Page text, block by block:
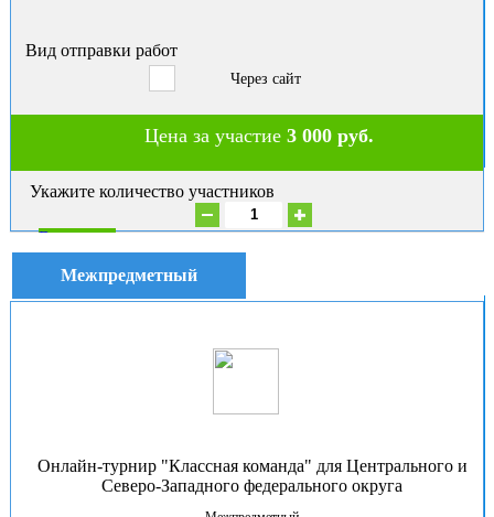
Вид отправки работ
Через сайт
Цена за участие3 000 руб.
Укажите количество участников
В корзину
Межпредметный
Онлайн-турнир "Классная команда" для Центрального и
Северо-Западного федерального округа